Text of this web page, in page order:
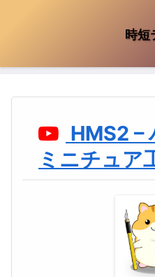
時短
HMS2 –
ミニチュア